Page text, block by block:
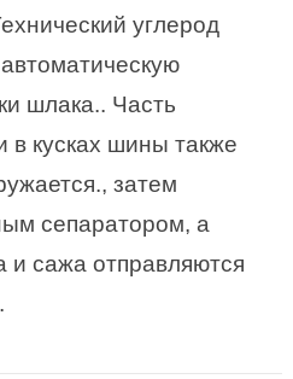
углерод
шлака.. Часть
в кусках шины также
затем
сепаратором, а
и сажа отправляются